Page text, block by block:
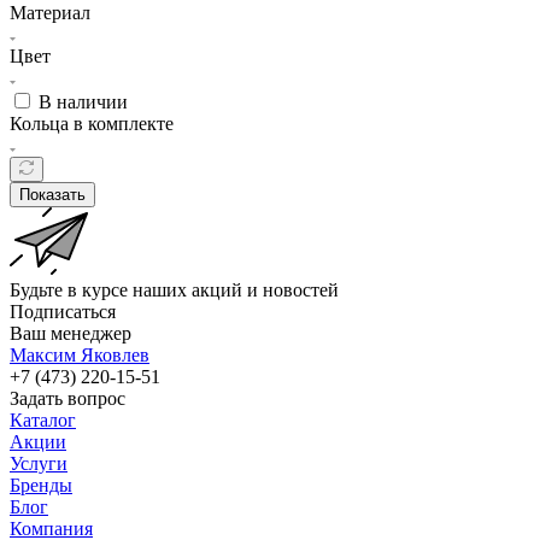
Материал
Цвет
В наличии
Кольца в комплекте
Показать
Будьте в курсе наших акций и новостей
Подписаться
Ваш менеджер
Максим Яковлев
+7 (473) 220-15-51
Задать вопрос
Каталог
Акции
Услуги
Бренды
Блог
Компания